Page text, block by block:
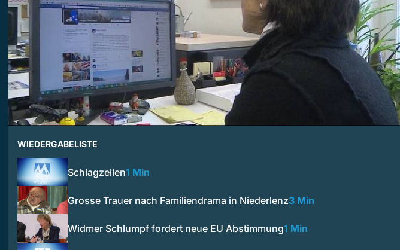
WIEDERGABELISTE
Schlagzeilen1 Min
Grosse Trauer nach Familiendrama in Niederlenz3 Min
Widmer Schlumpf fordert neue EU Abstimmung1 Min